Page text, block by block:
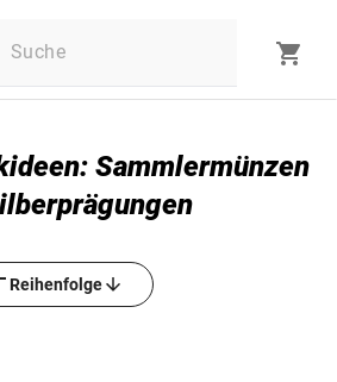
Sammlermünzen
Reihenfolge